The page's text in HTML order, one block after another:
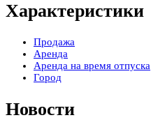
Характеристики
Продажа
Аренда
Аренда на время отпуска
Город
Новости